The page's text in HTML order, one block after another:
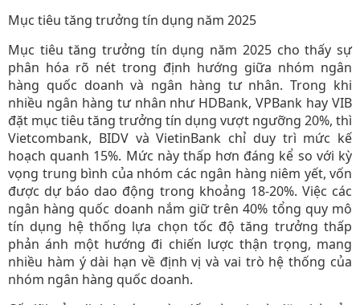
Mục tiêu tăng trưởng tín dụng năm 2025
Mục tiêu tăng trưởng tín dụng năm 2025 cho thấy sự
phân hóa rõ nét trong định hướng giữa nhóm ngân
hàng quốc doanh và ngân hàng tư nhân. Trong khi
nhiều ngân hàng tư nhân như HDBank, VPBank hay VIB
đặt mục tiêu tăng trưởng tín dụng vượt ngưỡng 20%, thì
Vietcombank, BIDV và VietinBank chỉ duy trì mức kế
hoạch quanh 15%. Mức này thấp hơn đáng kể so với kỳ
vọng trung bình của nhóm các ngân hàng niêm yết, vốn
được dự báo dao động trong khoảng 18-20%. Việc các
ngân hàng quốc doanh nắm giữ trên 40% tổng quy mô
tín dụng hệ thống lựa chọn tốc độ tăng trưởng thấp
phản ánh một hướng đi chiến lược thận trọng, mang
nhiều hàm ý dài hạn về định vị và vai trò hệ thống của
nhóm ngân hàng quốc doanh.